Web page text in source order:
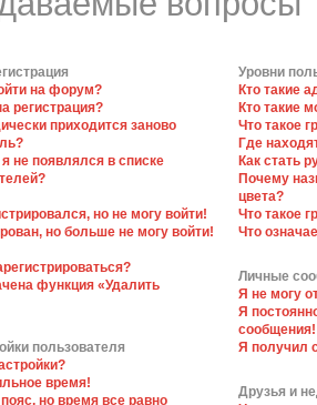
на форум?
регистрация?
приходится заново
не появлялся в списке
но не могу войти!
но больше не могу войти!
функция «Удалить
пользователя
время!
но время все равно
Уровни
Кто такие
Кто такие
Что такое
Где
Как стать
Почему
цвета?
Что такое
Что
Личные
Я не могу
Я
сообщения!
Я получил
Друзья и